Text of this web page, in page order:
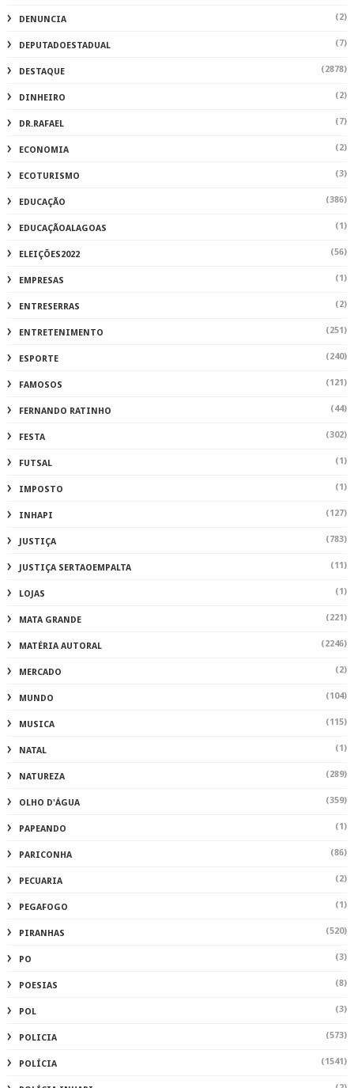
DENUNCIA (2)
DEPUTADOESTADUAL (7)
DESTAQUE (2878)
DINHEIRO (2)
DR.RAFAEL (7)
ECONOMIA (2)
ECOTURISMO (3)
EDUCAÇÃO (386)
EDUCAÇÃOALAGOAS (1)
ELEIÇÕES2022 (56)
EMPRESAS (1)
ENTRESERRAS (2)
ENTRETENIMENTO (251)
ESPORTE (240)
FAMOSOS (121)
FERNANDO RATINHO (44)
FESTA (302)
FUTSAL (1)
IMPOSTO (1)
INHAPI (127)
JUSTIÇA (783)
JUSTIÇA SERTAOEMPALTA (11)
LOJAS (1)
MATA GRANDE (221)
MATÉRIA AUTORAL (2246)
MERCADO (2)
MUNDO (104)
MUSICA (115)
NATAL (1)
NATUREZA (289)
OLHO D'ÁGUA (359)
PAPEANDO (1)
PARICONHA (86)
PECUARIA (2)
PEGAFOGO (1)
PIRANHAS (520)
PO (3)
POESIAS (8)
POL (3)
POLICIA (573)
POLÍCIA (1541)